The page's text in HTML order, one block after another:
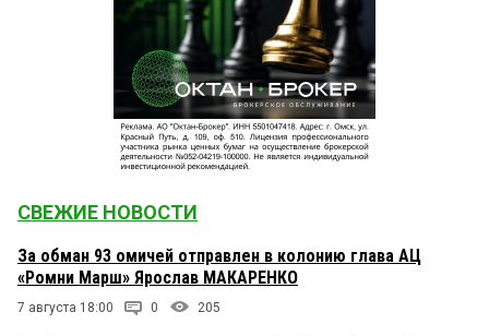
СВЕЖИЕ НОВОСТИ
За обман 93 омичей отправлен в колонию глава АЦ
«Ромни Марш» Ярослав МАКАРЕНКО
7 августа 18:00 0 205